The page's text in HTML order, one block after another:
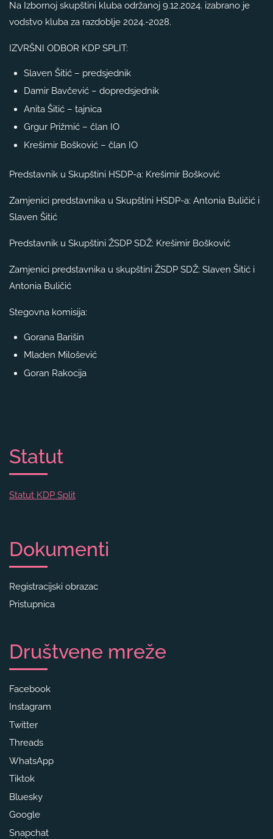
Na Izbornoj skupštini kluba održanoj 9.12.2024. izabrano je
vodstvo kluba za razdoblje 2024.-2028.
IZVRŠNI ODBOR KDP SPLIT:
Slaven Šitić – predsjednik
Damir Bavčević – dopredsjednik
Anita Šitić – tajnica
Grgur Prižmić – član IO
Krešimir Bošković – član IO
Predstavnik u Skupštini HSDP-a: Krešimir Bošković
Zamjenici predstavnika u Skupštini HSDP-a: Antonia Buličić i
Slaven Šitić
Predstavnik u Skupštini ŽSDP SDŽ: Krešimir Bošković
Zamjenici predstavnika u skupštini ŽSDP SDŽ: Slaven Šitić i
Antonia Buličić
Stegovna komisija:
Gorana Barišin
Mladen Milošević
Goran Rakocija
Statut
Statut KDP Split
Dokumenti
Registracijski obrazac
Pristupnica
Društvene mreže
Facebook
Instagram
Twitter
Threads
WhatsApp
Tiktok
Bluesky
Google
Snapchat